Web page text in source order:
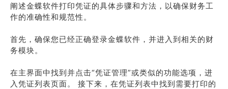
阐述金蝶软件打印凭证的具体步骤和方法，以确保财务工
作的准确性和规范性。
首先，确保您已经正确登录金蝶软件，并进入到相关的财
务模块。
在主界面中找到并点击“凭证管理”或类似的功能选项，进
入凭证列表页面。 接下来，在凭证列表中找到需要打印的